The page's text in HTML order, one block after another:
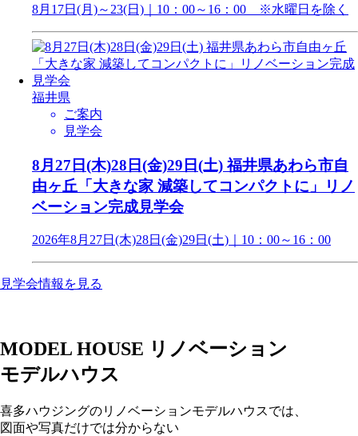
8月17日(月)～23(日)｜10：00～16：00 ※水曜日を除く
福井県
ご案内
見学会
8月27日(木)28日(金)29日(土) 福井県あわら市自
由ヶ丘「大きな家 減築してコンパクトに」リノ
ベーション完成見学会
2026年8月27日(木)28日(金)29日(土)｜10：00～16：00
見学会情報を見る
MODEL HOUSE リノベーション
モデルハウス
喜多ハウジングのリノベーションモデルハウスでは、
図面や写真だけでは分からない